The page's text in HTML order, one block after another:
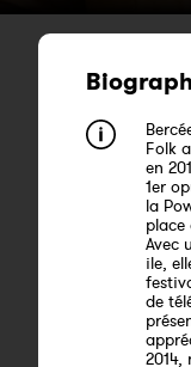
Folk
en
1er
la
place
Avec
ile,
de
2014,